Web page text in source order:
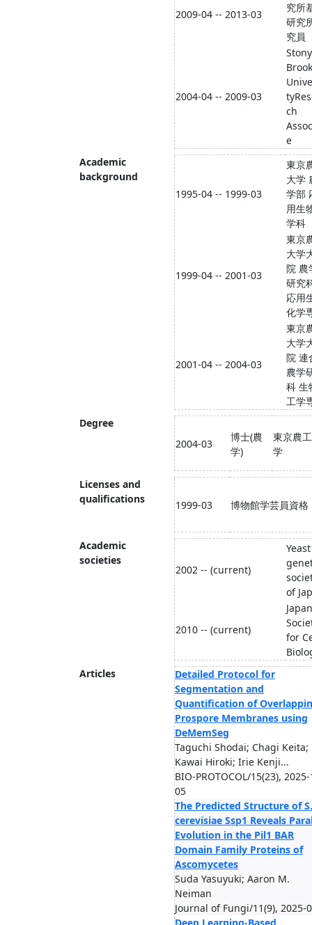
2009-04 -- 2013-03
究所
研究
究員
2004-04 -- 2009-03
Stony
Brook
ch
e
Academic
background
1995-04 -- 1999-03
東京
大学
学部
用生
学科
1999-04 -- 2001-03
東京
大学
院 農
研究
応用
化学
2001-04 -- 2004-03
東京
大学
院 連
農学
科 生
工学
Degree
2004-03
博士(農
学)
東京農
学
Licenses and
qualifications
1999-03 博物館学芸員資格
Academic
societies
2002 -- (current)
Yeast
of
2010 -- (current)
Japan
for
Articles
Detailed Protocol for
Segmentation and
Quantification of
Prospore Membranes using
DeMemSeg
Taguchi Shodai; Chagi Keita;
Kawai Hiroki; Irie Kenji...
BIO-PROTOCOL/15(23),
05
The Predicted Structure of S.
cerevisiae Ssp1 Reveals
Evolution in the Pil1 BAR
Domain Family Proteins of
Ascomycetes
Suda Yasuyuki; Aaron M.
Neiman
Journal of Fungi/11(9), 2025-